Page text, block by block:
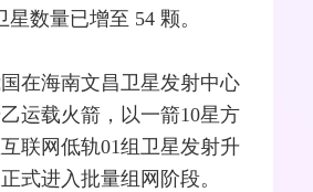
数量已增至 54 颗。
在海南文昌卫星发射中心
运载火箭，以一箭10星方
联网低轨01组卫星发射升
式进入批量组网阶段。